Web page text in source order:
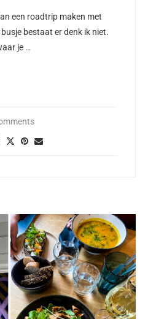
een roadtrip maken met
bestaat er denk ik niet.
je …